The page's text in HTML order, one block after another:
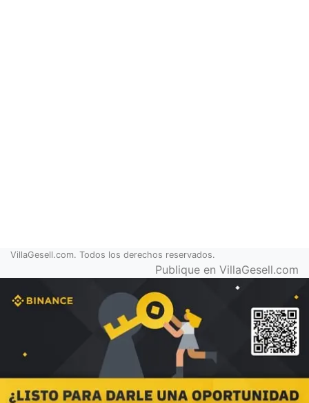
VillaGesell.com. Todos los derechos reservados.
Publique en VillaGesell.com